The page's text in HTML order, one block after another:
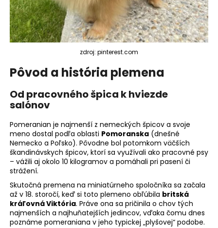
zdroj: pinterest.com
Pôvod a história plemena
Od pracovného špica k hviezde
salónov
Pomeranian je najmenší z nemeckých špicov a svoje
meno dostal podľa oblasti Pomoranska (dnešné
Nemecko a Poľsko). Pôvodne bol potomkom väčších
škandinávskych špicov, ktorí sa využívali ako pracovné psy
– vážili aj okolo 10 kilogramov a pomáhali pri pasení či
strážení.
Skutočná premena na miniatúrneho spoločníka sa začala
až v 18. storočí, keď si toto plemeno obľúbila britská
kráľovná Viktória. Práve ona sa pričinila o chov tých
najmenších a najhuňatejších jedincov, vďaka čomu dnes
poznáme pomeraniana v jeho typickej „plyšovej“ podobe.